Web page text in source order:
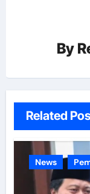
By
Related
News